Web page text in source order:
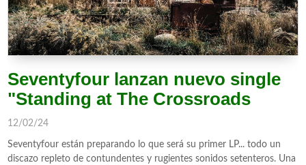
Seventyfour lanzan nuevo single
"Standing at The Crossroads
12/02/24
Seventyfour están preparando lo que será su primer LP... todo un
discazo repleto de contundentes y rugientes sonidos setenteros. Una